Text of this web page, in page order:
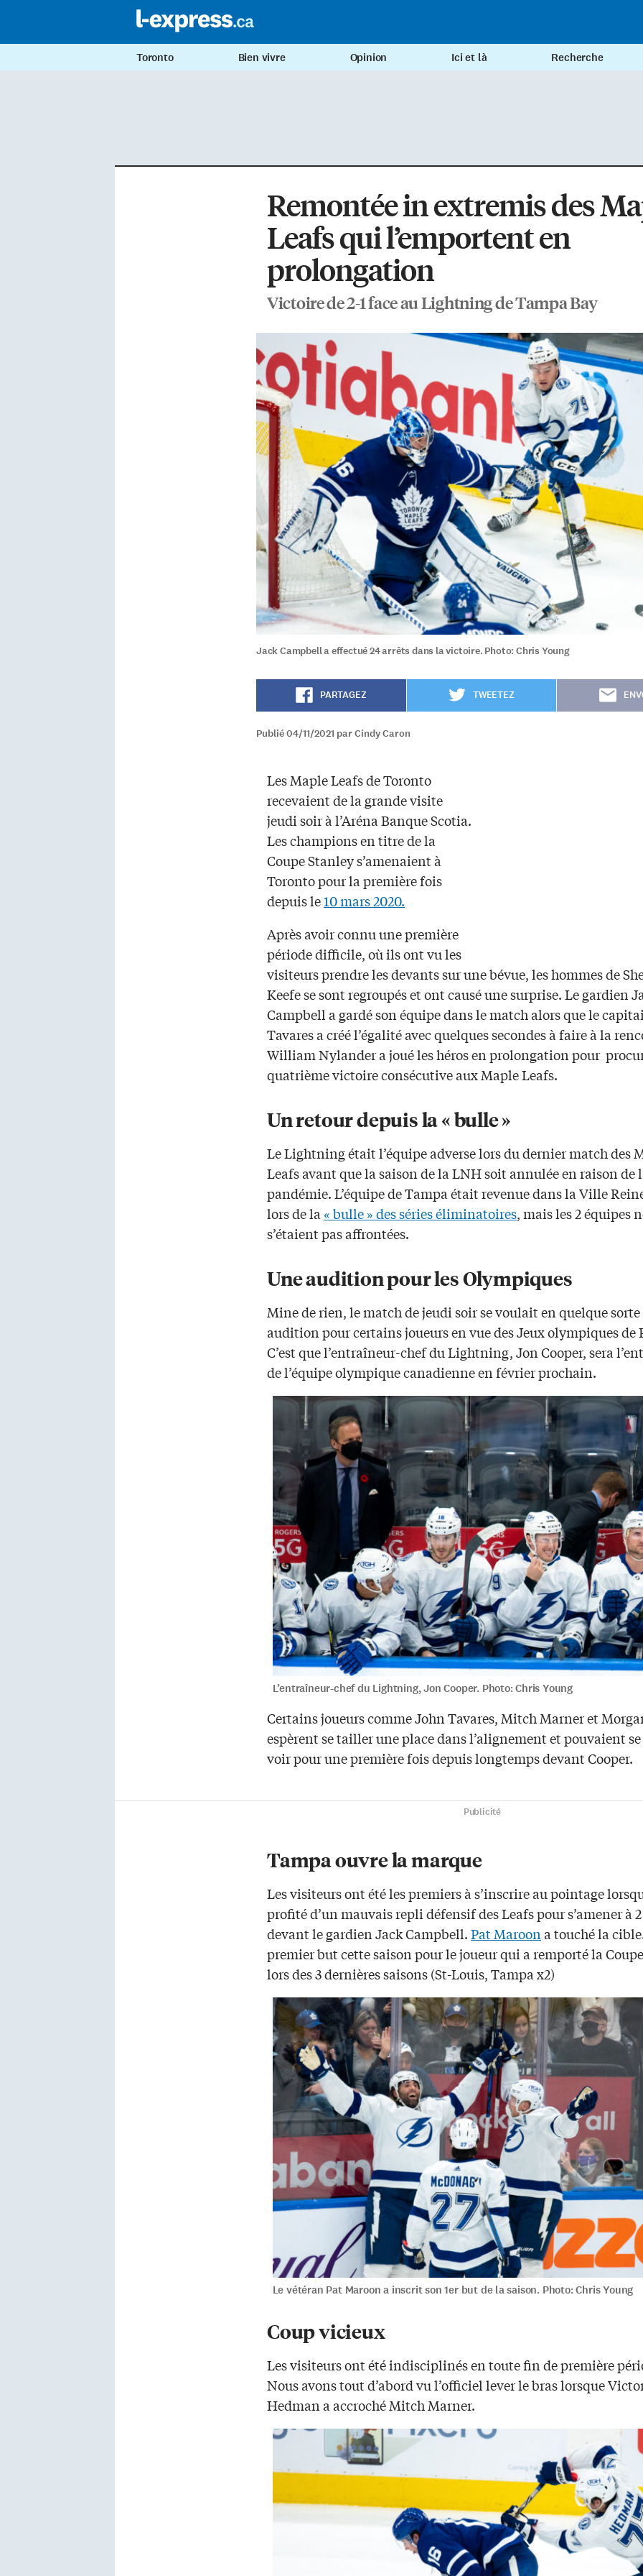
Toronto Bien vivre Opinion Ici et là Recherche
Remontée in extremis des
Leafs qui l’emportent en
prolongation
Victoire de 2-1 face au Lightning de Tampa Bay
Jack Campbell a effectué 24 arrêts dans la victoire. Photo: Chris Young
PARTAGEZ TWEETEZ
Publié 04/11/2021 par Cindy Caron
Les Maple Leafs de Toronto
recevaient de la grande visite
jeudi soir à l’Aréna Banque Scotia.
Les champions en titre de la
Coupe Stanley s’amenaient à
Toronto pour la première fois
depuis le10 mars 2020.
Après avoir connu une première
période difficile, où ils ont vu les
visiteurs prendre les devants sur une bévue, les hommes de
Keefe se sont regroupés et ont causé une surprise. Le gardien
Campbell a gardé son équipe dans le match alors que le
Tavares a créé l’égalité avec quelques secondes à faire à la
William Nylander a joué les héros en prolongation pour
quatrième victoire consécutive aux Maple Leafs.
Un retour depuis la « bulle »
Le Lightning était l’équipe adverse lors du dernier match des
Leafs avant que la saison de la LNH soit annulée en raison de
pandémie. L’équipe de Tampa était revenue dans la Ville
lors de la« bulle » des séries éliminatoires, mais les 2 équipes
s’étaient pas affrontées.
Une audition pour les Olympiques
Mine de rien, le match de jeudi soir se voulait en quelque
audition pour certains joueurs en vue des Jeux olympiques de
C’est que l’entraîneur-chef du Lightning, Jon Cooper, sera
de l’équipe olympique canadienne en février prochain.
L’entraîneur-chef du Lightning, Jon Cooper. Photo: Chris Young
Certains joueurs comme John Tavares, Mitch Marner et
espèrent se tailler une place dans l’alignement et pouvaient
voir pour une première fois depuis longtemps devant Cooper.
Publicité
Tampa ouvre la marque
Les visiteurs ont été les premiers à s’inscrire au pointage
profité d’un mauvais repli défensif des Leafs pour s’amener à
devant le gardien Jack Campbell.Pat Maroona touché la
premier but cette saison pour le joueur qui a remporté la
lors des 3 dernières saisons (St-Louis, Tampa x2)
Le vétéran Pat Maroon a inscrit son 1er but de la saison. Photo: Chris Young
Coup vicieux
Les visiteurs ont été indisciplinés en toute fin de première
Nous avons tout d’abord vu l’officiel lever le bras lorsque
Hedman a accroché Mitch Marner.